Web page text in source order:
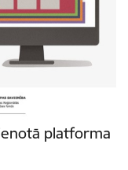
platforma